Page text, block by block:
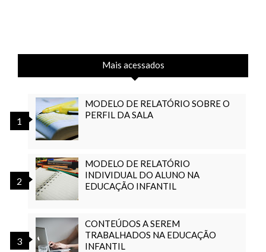
Mais acessados
MODELO DE RELATÓRIO SOBRE O
PERFIL DA SALA
MODELO DE RELATÓRIO
INDIVIDUAL DO ALUNO NA
EDUCAÇÃO INFANTIL
CONTEÚDOS A SEREM
TRABALHADOS NA EDUCAÇÃO
INFANTIL